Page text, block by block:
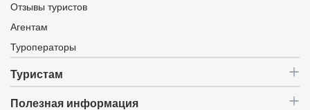
Отзывы туристов
Агентам
Туроператоры
Туристам
Полезная информация